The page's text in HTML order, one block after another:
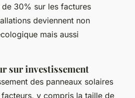
30% sur les factures
deviennent non
mais aussi
sur investissement
des panneaux solaires
y compris la taille de